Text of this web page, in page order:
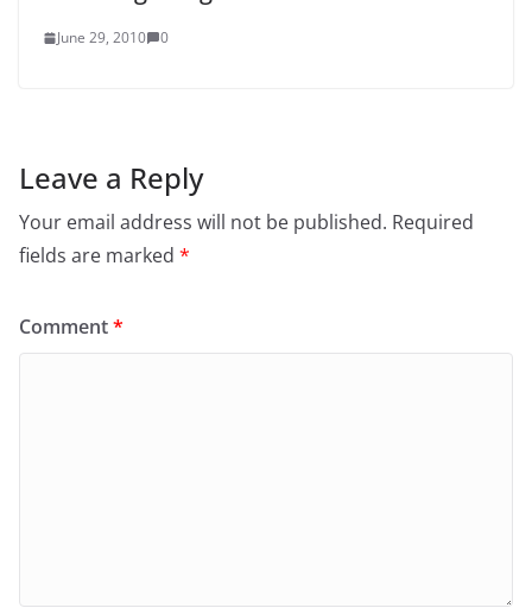
June 29, 2010 0
Leave a Reply
Your email address will not be published. Required
fields are marked *
Comment*